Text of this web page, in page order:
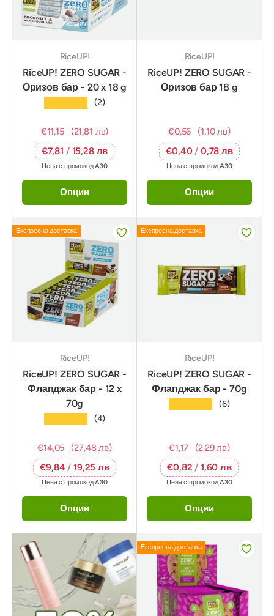
RiceUP!
RiceUP! ZERO SUGAR -
Оризов бар - 20 x 18 g
(2)
€11,15
(21,81 лв)
€7,81 / 15,28 лв
Цена с промокодA30
Опции
RiceUP!
RiceUP! ZERO SUGAR -
Оризов бар 18 g
€0,56
(1,10 лв)
€0,40/ 0,78 лв
Цена с промокодA30
Опции
Експресна доставка
RiceUP!
RiceUP! ZERO SUGAR -
Флапджак бар - 12 x
70g
(4)
€14,05
(27,48 лв)
€9,84/ 19,25 лв
Цена с промокодA30
Опции
Експресна доставка
RiceUP!
RiceUP! ZERO SUGAR -
Флапджак бар - 70g
(6)
€1,17
(2,29 лв)
€0,82/ 1,60 лв
Цена с промокодA30
Опции
Експресна доставка